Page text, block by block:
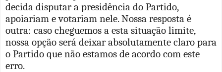
decida disputar a presidência do Partido,
apoiariam e votariam nele. Nossa resposta é
outra: caso cheguemos a esta situação limite,
nossa opção será deixar absolutamente claro para
o Partido que não estamos de acordo com este
erro.